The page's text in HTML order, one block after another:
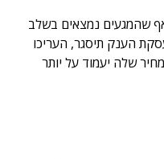
שהמגעים נמצאים בשלב
הענק תיסגר, העריכו
שלה יעמוד על יותר